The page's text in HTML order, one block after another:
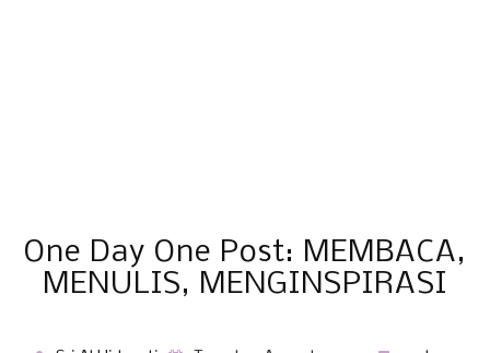
One Day One Post: MEMBACA,
MENULIS, MENGINSPIRASI